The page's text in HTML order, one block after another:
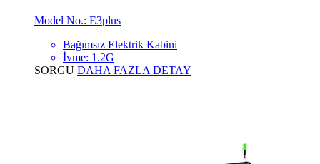
Model No.: E3plus
Bağımsız Elektrik Kabini
İvme: 1.2G
SORGU DAHA FAZLA DETAY